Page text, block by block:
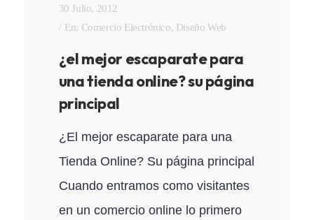
30 Julio, 2012
En: Comercio Electrónico, Diseño Web
¿el mejor escaparate para
una tienda online? su página
principal
¿El mejor escaparate para una
Tienda Online? Su página principal
Cuando entramos como visitantes
en un comercio online lo primero